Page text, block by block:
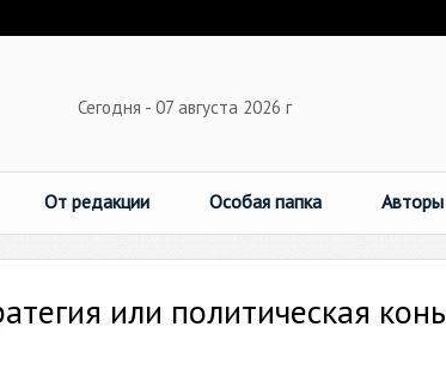
Сегодня - 07 августа 2026 г
От редакции Особая папка Авторы
или политическая